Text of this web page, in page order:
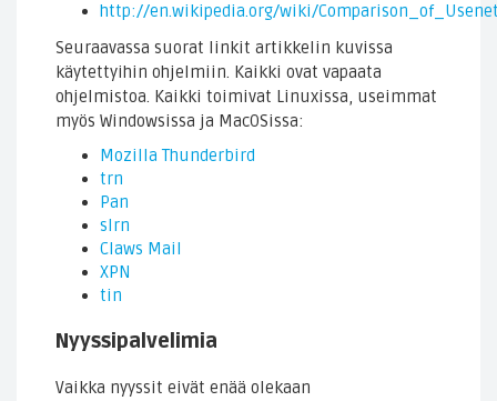
http://en.wikipedia.org/wiki/
Seuraavassa suorat linkit artikkelin kuvissa
käytettyihin ohjelmiin. Kaikki ovat vapaata
ohjelmistoa. Kaikki toimivat Linuxissa, useimmat
myös Windowsissa ja MacOSissa:
Mozilla Thunderbird
trn
Pan
slrn
Claws Mail
XPN
tin
Nyyssipalvelimia
Vaikka nyyssit eivät enää olekaan